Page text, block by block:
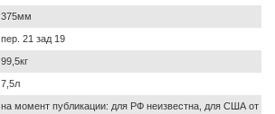
375мм
пер. 21 зад 19
99,5кг
7,5л
на момент публикации: для РФ неизвестна, для США от